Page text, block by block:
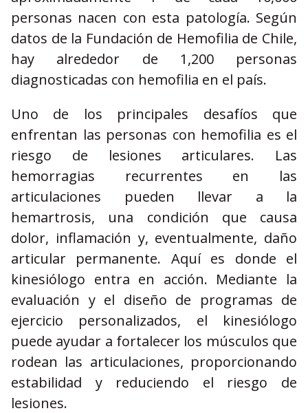
personas nacen con esta patología. Según
datos de la Fundación de Hemofilia de Chile,
hay alrededor de 1,200 personas
diagnosticadas con hemofilia en el país.
Uno de los principales desafíos que
enfrentan las personas con hemofilia es el
riesgo de lesiones articulares. Las
hemorragias recurrentes en las
articulaciones pueden llevar a la
hemartrosis, una condición que causa
dolor, inflamación y, eventualmente, daño
articular permanente. Aquí es donde el
kinesiólogo entra en acción. Mediante la
evaluación y el diseño de programas de
ejercicio personalizados, el kinesiólogo
puede ayudar a fortalecer los músculos que
rodean las articulaciones, proporcionando
estabilidad y reduciendo el riesgo de
lesiones.